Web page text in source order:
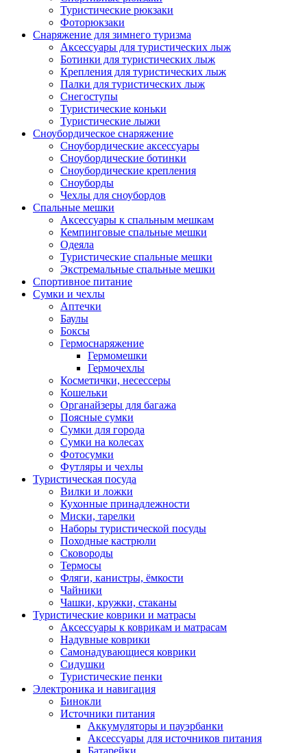
Туристические рюкзаки
Фоторюкзаки
Снаряжение для зимнего туризма
Аксессуары для туристических лыж
Ботинки для туристических лыж
Крепления для туристических лыж
Палки для туристических лыж
Снегоступы
Туристические коньки
Туристические лыжи
Сноубордическое снаряжение
Сноубордические аксессуары
Сноубордические ботинки
Сноубордические крепления
Сноуборды
Чехлы для сноубордов
Спальные мешки
Аксессуары к спальным мешкам
Кемпинговые спальные мешки
Одеяла
Туристические спальные мешки
Экстремальные спальные мешки
Спортивное питание
Сумки и чехлы
Аптечки
Баулы
Боксы
Гермоснаряжение
Гермомешки
Гермочехлы
Косметички, несессеры
Кошельки
Органайзеры для багажа
Поясные сумки
Сумки для города
Сумки на колесах
Фотосумки
Футляры и чехлы
Туристическая посуда
Вилки и ложки
Кухонные принадлежности
Миски, тарелки
Наборы туристической посуды
Походные кастрюли
Сковороды
Термосы
Фляги, канистры, ёмкости
Чайники
Чашки, кружки, стаканы
Туристические коврики и матрасы
Аксессуары к коврикам и матрасам
Надувные коврики
Самонадувающиеся коврики
Сидушки
Туристические пенки
Электроника и навигация
Бинокли
Источники питания
Аккумуляторы и пауэрбанки
Аксессуары для источников питания
Батарейки